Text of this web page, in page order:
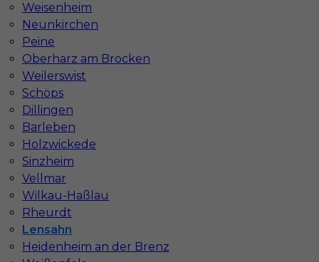
Weisenheim
Neunkirchen
Peine
Oberharz am Brocken
Weilerswist
Schöps
Dillingen
Barleben
Holzwickede
Sinzheim
Vellmar
Wilkau-Haßlau
Rheurdt
Lensahn
Heidenheim an der Brenz
Znaleziono 1 wyników
Jak znaleźć pracę za granicą?
Czy praca Niemcy na budowie nadal się
opłaca przy obecnych kosztach życia?